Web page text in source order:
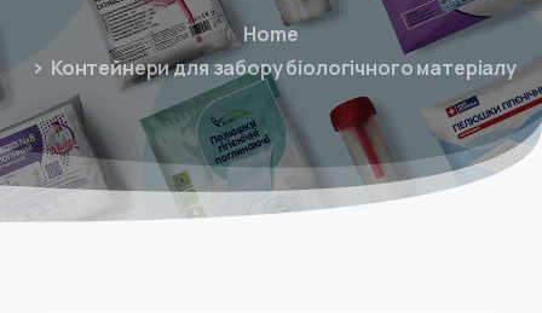
Home
Контейнери для забору біологічного матеріалу